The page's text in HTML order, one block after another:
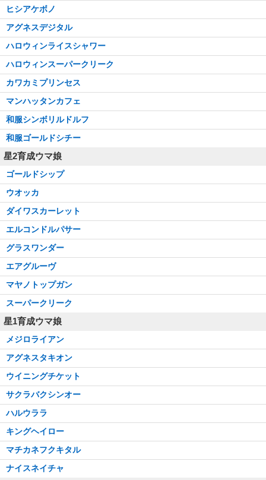
ヒシアケボノ
アグネスデジタル
ハロウィンライスシャワー
ハロウィンスーパークリーク
カワカミプリンセス
マンハッタンカフェ
和服シンボリルドルフ
和服ゴールドシチー
星2育成ウマ娘
ゴールドシップ
ウオッカ
ダイワスカーレット
エルコンドルパサー
グラスワンダー
エアグルーヴ
マヤノトップガン
スーパークリーク
星1育成ウマ娘
メジロライアン
アグネスタキオン
ウイニングチケット
サクラバクシンオー
ハルウララ
キングヘイロー
マチカネフクキタル
ナイスネイチャ